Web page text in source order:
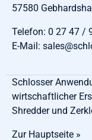
57580
Telefon: 0 27 47 /
E-Mail:
Schlosser
wirtschaftlicher
Shredder und
Zur Hauptseite »